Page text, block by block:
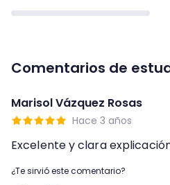
Comentarios de
Marisol Vázquez Rosas
Hace 3 años
Excelente y clara
¿Te sirvió este comentario?